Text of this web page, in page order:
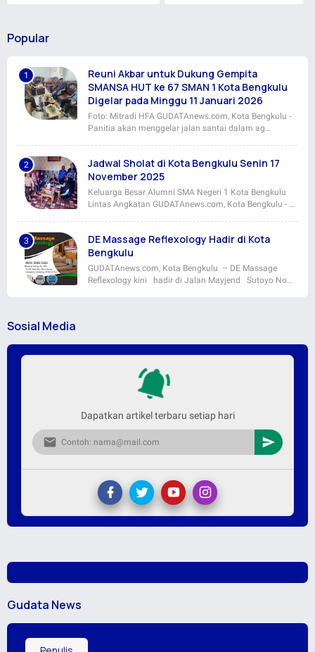
Popular
Reuni Akbar untuk Dukung Gempita
SMANSA HUT ke 67 SMAN 1 Kota Bengkulu
Digelar pada Minggu 11 Januari 2026
Foto: Mitradi HFA GUDATAnews.com, Kota Bengkulu -
Panitia akan menggelar jalan santai dalam ag…
Jadwal Sholat di Kota Bengkulu Senin 17
November 2025
Keluarga Besar Alumni SMA Negeri 1 Kota Bengkulu
Lintas Angkatan GUDATAnews.com, Kota Bengkulu - …
DE Massage Reflexology Hadir di Kota
Bengkulu
GUDATAnews.com, Kota Bengkulu – DE Massage
Reflexology kini hadir di Jalan Mayjend Sutoyo No…
Sosial Media
Dapatkan artikel terbaru setiap hari
Gudata News